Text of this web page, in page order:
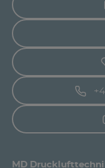
MD